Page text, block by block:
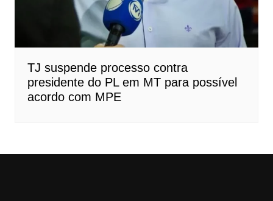
TJ suspende processo contra
presidente do PL em MT para possível
acordo com MPE